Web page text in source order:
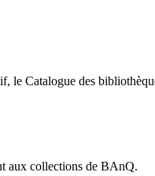
Catalogue des
aux collections de BAnQ.